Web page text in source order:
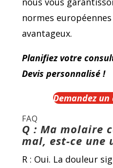
normes
avantageux.
Planifiez votre
Devis personnalisé !
Demandez
FAQ
Q : Ma molaire
mal, est-ce une
R : Oui. La douleur